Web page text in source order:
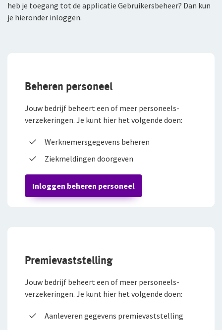
CAR- en montageverzekering
Bestelautoverzekering
Zakelijke personenautoverzekering
Bekijk alle zakelijke verzekeringen
Voor je personeel
Verzuimverzekering
ZW-eigenrisicoverzekering
Ongevallenverzekering Collectief
WGA-eigenrisicoverzekering
Groothandel
Andere branches
Gratis persoonlijk advies voor jouw branche
De Preventiezaak
jou
Voor ondernemers
Service en contact
Klachtenregeling
Wie wij zijn
Onze organisatie
Onze cijfers
Ons beleid
Tevreden klanten
Duurzaam ondernemen
Traineeship
Stages en afstuderen
Sollicitatieprocedure
heb je toegang tot de applicatie Gebruikersbeheer? Dan kun
je hieronder inloggen.
Beheren personeel
Jouw bedrijf beheert een of meer personeels-
verzekeringen. Je kunt hier het volgende doen:
Werknemersgegevens beheren
Ziekmeldingen doorgeven
Inloggen beheren personeel
Premievaststelling
Jouw bedrijf beheert een of meer personeels-
verzekeringen. Je kunt hier het volgende doen:
Aanleveren gegevens premievaststelling